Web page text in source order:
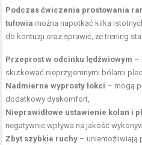
Podczas ćwiczenia prostowania
tułowia można napotkać kilka
do kontuzji oraz sprawić, że trening
Przeprost w odcinku lędźwiowym –
skutkować nieprzyjemnymi bólami
Nadmierne wyprosty łokci – mogą
dodatkowy dyskomfort,
Nieprawidłowe ustawienie kolan i
negatywnie wpływa na jakość
Zbyt szybkie ruchy – uniemożliwiają